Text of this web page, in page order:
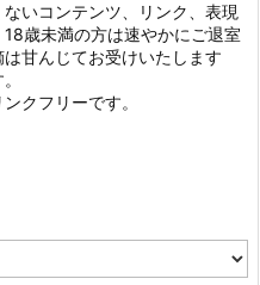
いコンテンツ、リンク、表現
歳未満の方は速やかにご退室
甘んじてお受けいたします
クフリーです。